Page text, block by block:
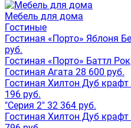
Мебель для дома
Гостиные
Гостиная «Порто» Яблоня
руб.
Гостиная «Порто» Баттл
Гостиная Агата 28 600 руб.
Гостиная Хилтон Дуб
196 руб.
"Серия 2" 32 364 руб.
Гостиная Хилтон Дуб